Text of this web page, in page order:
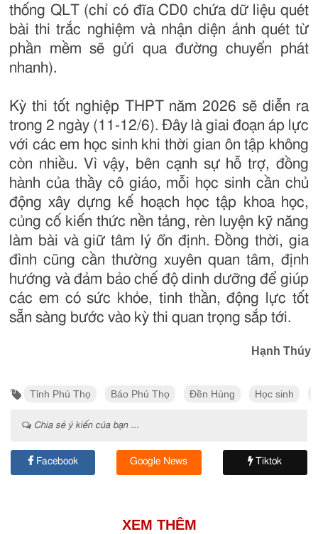
thống QLT (chỉ có đĩa CD0 chứa dữ liệu quét
bài thi trắc nghiệm và nhận diện ảnh quét từ
phần mềm sẽ gửi qua đường chuyển phát
nhanh).
Kỳ thi tốt nghiệp THPT năm 2026 sẽ diễn ra
trong 2 ngày (11-12/6). Đây là giai đoạn áp lực
với các em học sinh khi thời gian ôn tập không
còn nhiều. Vì vậy, bên cạnh sự hỗ trợ, đồng
hành của thầy cô giáo, mỗi học sinh cần chủ
động xây dựng kế hoạch học tập khoa học,
củng cố kiến thức nền tảng, rèn luyện kỹ năng
làm bài và giữ tâm lý ổn định. Đồng thời, gia
đình cũng cần thường xuyên quan tâm, định
hướng và đảm bảo chế độ dinh dưỡng để giúp
các em có sức khỏe, tinh thần, động lực tốt
sẵn sàng bước vào kỳ thi quan trọng sắp tới.
Hạnh Thúy
Tỉnh Phú Thọ Báo Phú Thọ Đền Hùng Học sinh
Chia sẻ ý kiến của bạn ...
Facebook Google News Tiktok
XEM THÊM